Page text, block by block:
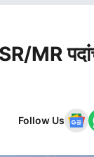
MR
Follow Us